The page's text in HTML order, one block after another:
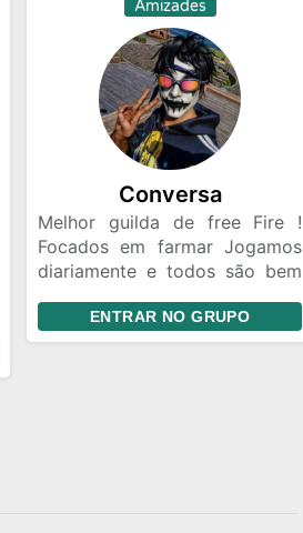
Amizades
Conversa
Melhor guilda de free Fire !
Focados em farmar Jogamos
diariamente e todos são bem
limite 🔫🥷🏿🐺
ENTRAR NO GRUPO